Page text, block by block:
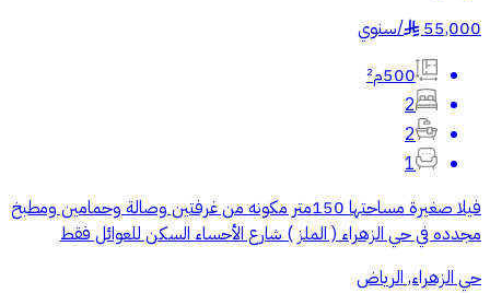
55,000
§
/سنوي
500م²
2
2
1
فيلا صغيرة مساحتها 150متر مكونه من غرفتين وصالة وحمامين ومطبخ
مجدده في حي الزهراء ( الملز ) شارع الأحساء السكن للعوائل فقط
حي الزهراء, الرياض